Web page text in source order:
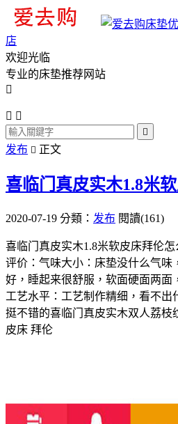
店
欢迎光临
专业的床垫推荐网站

 

发布  正文
喜临门真皮实木1.8米
2020-07-19 分類： 发布 閱讀(161)
喜临门真皮实木1.8米软皮床拜伦
评价：气味大小：床垫没什么气味
好，睡起来很舒服，软面硬面两面
工艺水平：工艺制作精细，看不出
挺不错的喜临门真皮实木双人荔枝
皮床 拜伦